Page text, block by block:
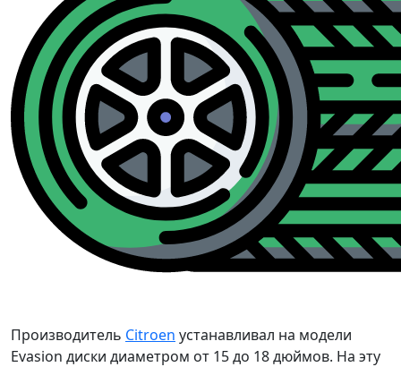
Производитель Citroen устанавливал на модели
Evasion диски диаметром от 15 до 18 дюймов. На эту